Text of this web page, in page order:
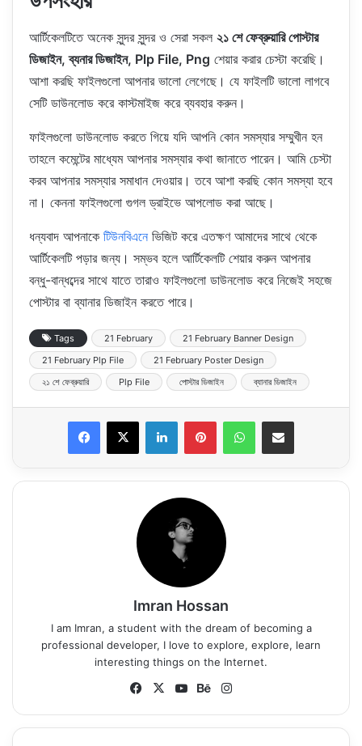
আর্টিকেলটিতে অনেক সুন্দর সুন্দর ও সেরা সকল ২১ শে ফেব্রুয়ারি পোস্টার
ডিজাইন, ব্যনার ডিজাইন, Plp File, Png শেয়ার করার চেস্টা করেছি।
আশা করছি ফাইলগুলো আপনার ভালো লেগেছে। যে ফাইলটি ভালো লাগবে
সেটি ডাউনলোড করে কাস্টমাইজ করে ব্যবহার করুন।
ফাইলগুলো ডাউনলোড করতে গিয়ে যদি আপনি কোন সমস্যার সম্মুখীন হন
তাহলে কমেন্টের মাধ্যেম আপনার সমস্যার কথা জানাতে পারেন। আমি চেস্টা
করব আপনার সমস্যার সমাধান দেওয়ার। তবে আশা করছি কোন সমস্যা হবে
না। কেননা ফাইলগুলো গুগল ড্রাইভে আপলোড করা আছে।
ধন্যবাদ আপনাকে টিউনবিএনে ভিজিট করে এতক্ষণ আমাদের সাথে থেকে
আর্টিকেলটি পড়ার জন্য। সম্ভব হলে আর্টিকেলটি শেয়ার করুন আপনার
বন্ধু-বান্ধব্দের সাথে যাতে তারাও ফাইলগুলো ডাউনলোড করে নিজেই সহজে
পোস্টার বা ব্যানার ডিজাইন করতে পারে।
Tags 21 February
21 February Banner Design
21 February Plp File
21 February Poster Design
২১ শে ফেব্রুয়ারি
Plp File পোস্টার ডিজাইন ব্যানার ডিজাইন
Imran Hossan
I am Imran, a student with the dream of becoming a
professional developer, I love to explore, explore, learn
interesting things on the Internet.
Fa
bo
X
Yo
ub
Be
nc
ra